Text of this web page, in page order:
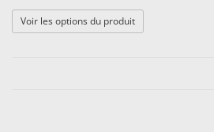
Voir les options du produit: Vis Logic